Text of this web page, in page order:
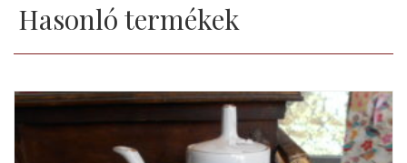
Hasonló termékek